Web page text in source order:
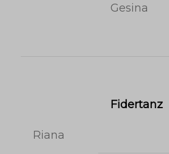
Gesina
Riana
Fidertanz